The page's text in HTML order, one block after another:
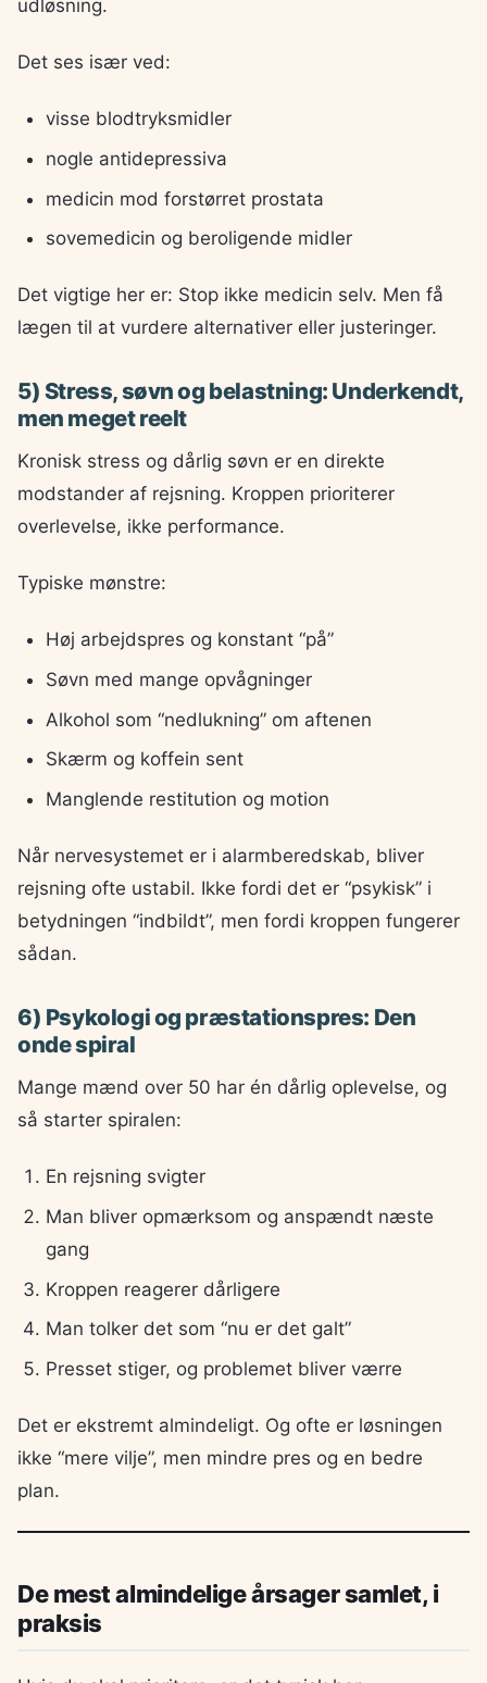
udløsning.
Det ses især ved:
visse blodtryksmidler
nogle antidepressiva
medicin mod forstørret prostata
sovemedicin og beroligende midler
Det vigtige her er: Stop ikke medicin selv. Men få
lægen til at vurdere alternativer eller justeringer.
5) Stress, søvn og belastning: Underkendt,
men meget reelt
Kronisk stress og dårlig søvn er en direkte
modstander af rejsning. Kroppen prioriterer
overlevelse, ikke performance.
Typiske mønstre:
Høj arbejdspres og konstant “på”
Søvn med mange opvågninger
Alkohol som “nedlukning” om aftenen
Skærm og koffein sent
Manglende restitution og motion
Når nervesystemet er i alarmberedskab, bliver
rejsning ofte ustabil. Ikke fordi det er “psykisk” i
betydningen “indbildt”, men fordi kroppen fungerer
sådan.
6) Psykologi og præstationspres: Den
onde spiral
Mange mænd over 50 har én dårlig oplevelse, og
så starter spiralen:
En rejsning svigter
Man bliver opmærksom og anspændt næste
gang
Kroppen reagerer dårligere
Man tolker det som “nu er det galt”
Presset stiger, og problemet bliver værre
Det er ekstremt almindeligt. Og ofte er løsningen
ikke “mere vilje”, men mindre pres og en bedre
plan.
De mest almindelige årsager samlet, i
praksis